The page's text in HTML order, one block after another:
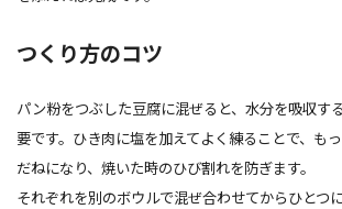
つくり方のコツ
パン粉をつぶした豆腐に混ぜると、水分を吸収す
要です。ひき肉に塩を加えてよく練ることで、も
だねになり、焼いた時のひび割れを防ぎます。
それぞれを別のボウルで混ぜ合わせてからひとつ